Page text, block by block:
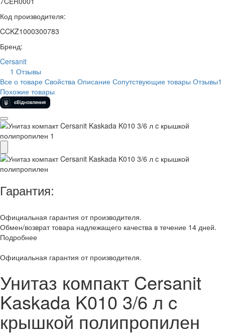
Код производителя:
CCKZ1000300783
Бренд:
Cersanit
1 Отзывы
Все о товаре Свойства Описание Сопутствующие товары Отзывы1
Похожие товары
Гарантия:
Официальная гарантия от производителя.
Обмен/возврат товара надлежащего качества в течение 14 дней.
Подробнее
Официальная гарантия от производителя.
Унитаз компакт Cersanit
Kaskada K010 3/6 л c
крышкой полипропилен